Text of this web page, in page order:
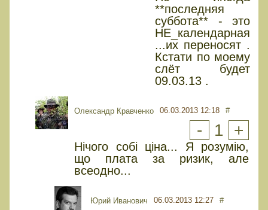
**последняя
суббота** - это
НЕ_календарная
...их переносят .
Кстати по моему
слёт будет
09.03.13 .
Олександр Кравченко 06.03.2013 12:18 #
- 1 +
Нічого собі ціна... Я розумію,
що плата за ризик, але
всеодно...
Юрий Иванович 06.03.2013 12:27 #